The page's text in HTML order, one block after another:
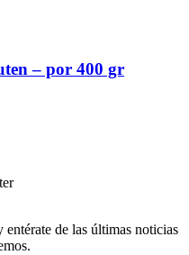
– por 400 gr
entérate de las últimas noticias